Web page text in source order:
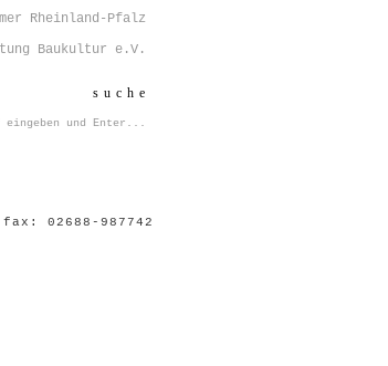
Rheinland-Pfalz
Baukultur e.V.
suche
02688-987742